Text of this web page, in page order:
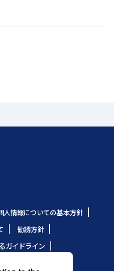
人情報についての基本方針
勧誘方針
ガイドライン